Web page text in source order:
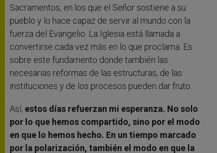
Sacramentos, en los que el Señor sostiene a su
pueblo y lo hace capaz de servir al mundo con la
fuerza del Evangelio. La Iglesia está llamada a
convertirse cada vez más en lo que proclama. Es
sobre este fundamento donde también las
necesarias reformas de las estructuras, de las
instituciones y de los procesos pueden dar fruto.
Así, estos días refuerzan mi esperanza. No solo
por lo que hemos compartido, sino por el modo
en que lo hemos hecho. En un tiempo marcado
por la polarización, también el modo en que la